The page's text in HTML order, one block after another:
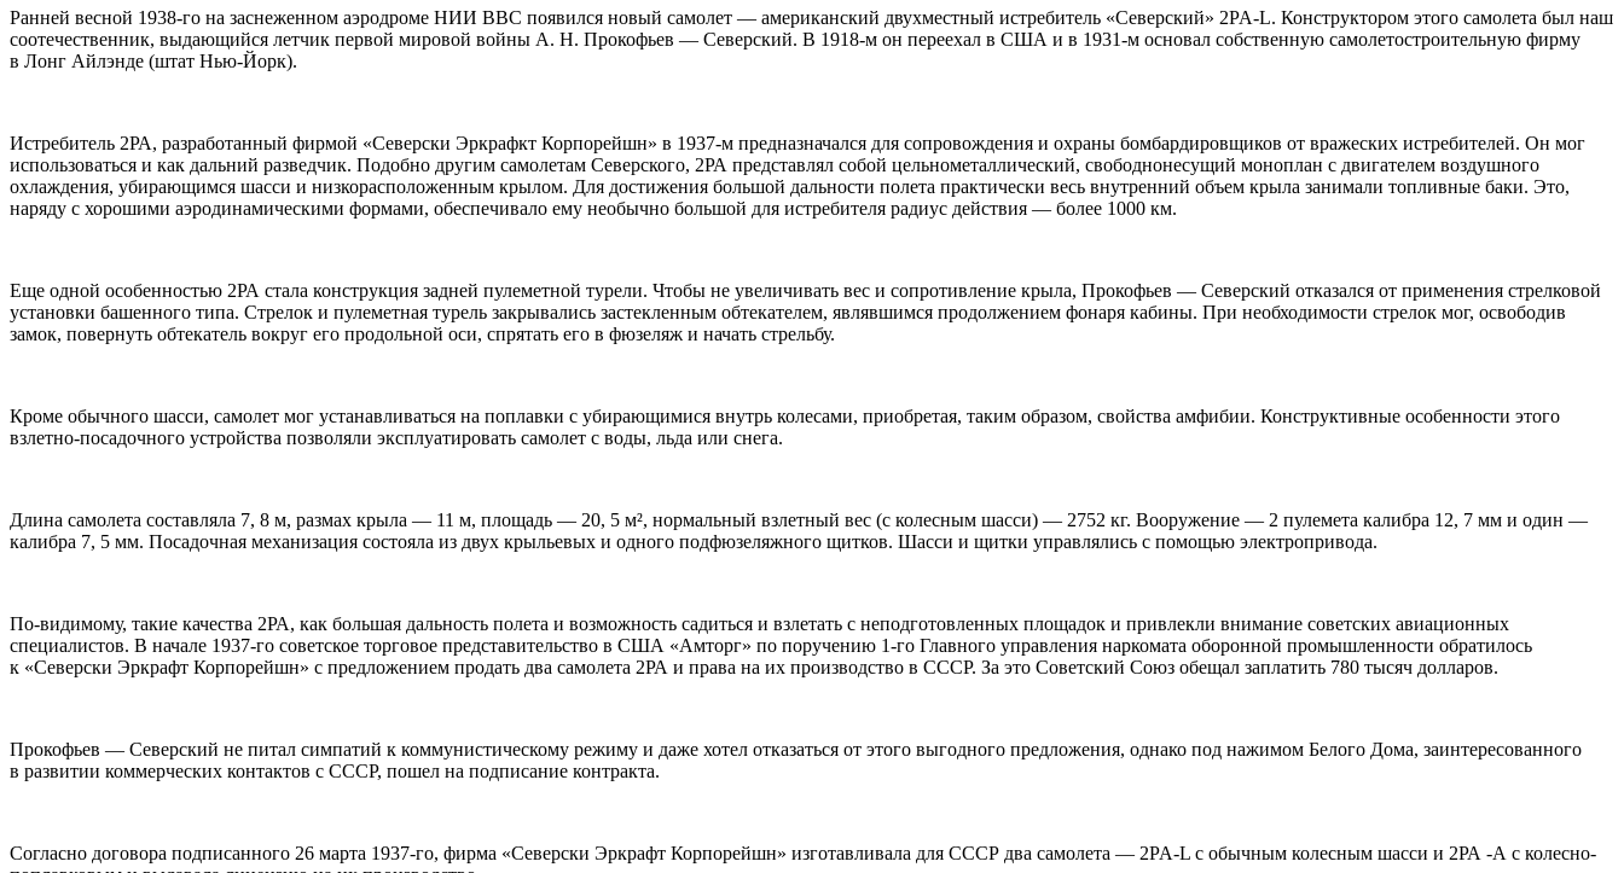
Ранней весной 1938-го на заснеженном аэродроме НИИ ВВС появился новый самолет — американский двухместный истребитель «Северский» 2PA-L. Конструктором этого самолета был наш
соотечественник, выдающийся летчик первой мировой войны А. Н. Прокофьев — Северский. В 1918-м он переехал в США и в 1931-м основал собственную самолетостроительную фирму
в Лонг Айлэнде (штат Нью-Йорк).
Истребитель 2РА, разработанный фирмой «Северски Эркрафкт Корпорейшн» в 1937-м предназначался для сопровождения и охраны бомбардировщиков от вражеских истребителей. Он мог
использоваться и как дальний разведчик. Подобно другим самолетам Северского, 2РА представлял собой цельнометаллический, свободнонесущий моноплан с двигателем воздушного
охлаждения, убирающимся шасси и низкорасположенным крылом. Для достижения большой дальности полета практически весь внутренний объем крыла занимали топливные баки. Это,
наряду с хорошими аэродинамическими формами, обеспечивало ему необычно большой для истребителя радиус действия — более 1000 км.
Еще одной особенностью 2РА стала конструкция задней пулеметной турели. Чтобы не увеличивать вес и сопротивление крыла, Прокофьев — Северский отказался от применения стрелковой
установки башенного типа. Стрелок и пулеметная турель закрывались застекленным обтекателем, являвшимся продолжением фонаря кабины. При необходимости стрелок мог, освободив
замок, повернуть обтекатель вокруг его продольной оси, спрятать его в фюзеляж и начать стрельбу.
Кроме обычного шасси, самолет мог устанавливаться на поплавки с убирающимися внутрь колесами, приобретая, таким образом, свойства амфибии. Конструктивные особенности этого
взлетно-посадочного устройства позволяли эксплуатировать самолет с воды, льда или снега.
Длина самолета составляла 7, 8 м, размах крыла — 11 м, площадь — 20, 5 м², нормальный взлетный вес (с колесным шасси) — 2752 кг. Вооружение — 2 пулемета калибра 12, 7 мм и один —
калибра 7, 5 мм. Посадочная механизация состояла из двух крыльевых и одного подфюзеляжного щитков. Шасси и щитки управлялись с помощью электропривода.
По-видимому, такие качества 2РА, как большая дальность полета и возможность садиться и взлетать с неподготовленных площадок и привлекли внимание советских авиационных
специалистов. В начале 1937-го советское торговое представительство в США «Амторг» по поручению 1-го Главного управления наркомата оборонной промышленности обратилось
к «Северски Эркрафт Корпорейшн» с предложением продать два самолета 2РА и права на их производство в СССР. За это Советский Союз обещал заплатить 780 тысяч долларов.
Прокофьев — Северский не питал симпатий к коммунистическому режиму и даже хотел отказаться от этого выгодного предложения, однако под нажимом Белого Дома, заинтересованного
в развитии коммерческих контактов с СССР, пошел на подписание контракта.
Согласно договора подписанного 26 марта 1937-го, фирма «Северски Эркрафт Корпорейшн» изготавливала для СССР два самолета — 2PA-L с обычным колесным шасси и 2РА -А с колесно-